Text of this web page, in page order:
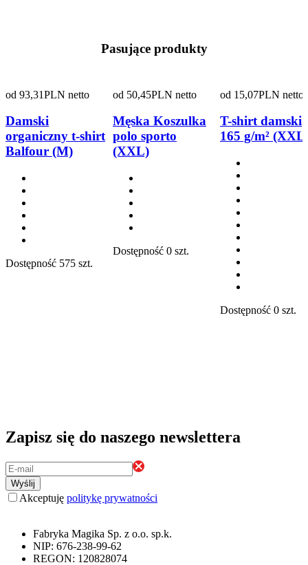
Pasujące produkty
od 93,31PLN netto
Damski
organiczny t-shirt
Balfour (M)
Dostępność 575 szt.
od 50,45PLN netto
Męska Koszulka
polo sporto
(XXL)
Dostępność 0 szt.
od 15,07PLN netto
T-shirt damski
165 g/m²
Dostępność 0 szt.
Zapisz się do naszego newslettera
Wyślij
Akceptuję politykę prywatności
Fabryka Magika Sp. z o.o. sp.k.
NIP: 676-238-99-62
REGON: 120828074